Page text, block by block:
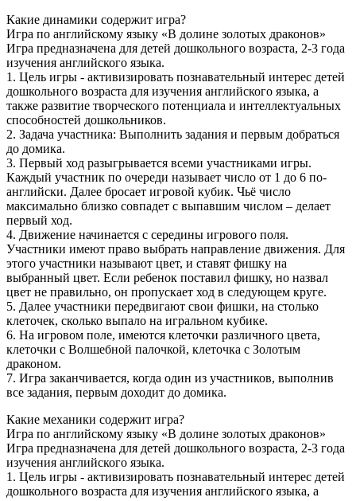
Какие динамики содержит игра?
Игра по английскому языку «В долине золотых драконов»
Игра предназначена для детей дошкольного возраста, 2-3 года
изучения английского языка.
1. Цель игры - активизировать познавательный интерес детей
дошкольного возраста для изучения английского языка, а
также развитие творческого потенциала и интеллектуальных
способностей дошкольников.
2. Задача участника: Выполнить задания и первым добраться
до домика.
3. Первый ход разыгрывается всеми участниками игры.
Каждый участник по очереди называет число от 1 до 6 по-
английски. Далее бросает игровой кубик. Чьё число
максимально близко совпадет с выпавшим числом – делает
первый ход.
4. Движение начинается с середины игрового поля.
Участники имеют право выбрать направление движения. Для
этого участники называют цвет, и ставят фишку на
выбранный цвет. Если ребенок поставил фишку, но назвал
цвет не правильно, он пропускает ход в следующем круге.
5. Далее участники передвигают свои фишки, на столько
клеточек, сколько выпало на игральном кубике.
6. На игровом поле, имеются клеточки различного цвета,
клеточки с Волшебной палочкой, клеточка с Золотым
драконом.
7. Игра заканчивается, когда один из участников, выполнив
все задания, первым доходит до домика.
Какие механики содержит игра?
Игра по английскому языку «В долине золотых драконов»
Игра предназначена для детей дошкольного возраста, 2-3 года
изучения английского языка.
1. Цель игры - активизировать познавательный интерес детей
дошкольного возраста для изучения английского языка, а